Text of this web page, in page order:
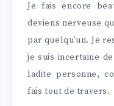
Je fais encore
deviens nerveuse
par quelqu’un. Je
je suis incertaine
ladite personne,
fais tout de travers.